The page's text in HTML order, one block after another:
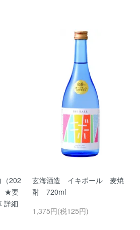
202
★要
詳細
玄海酒造 イキボール 麦焼
酎 720ml
1,375円(税125円)